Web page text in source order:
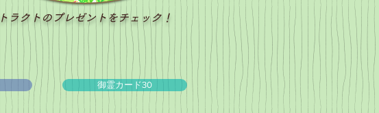
トラクトのプレゼントをチェック！
御霊カード30